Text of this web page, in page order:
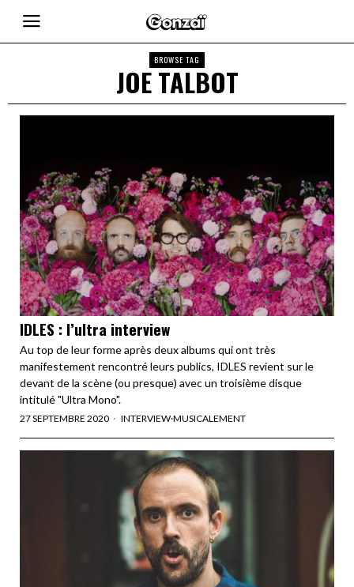
BROWSE TAG
JOE TALBOT
IDLES : l’ultra interview
Au top de leur forme après deux albums qui ont très
manifestement rencontré leurs publics, IDLES revient sur le
devant de la scène (ou presque) avec un troisième disque
intitulé "Ultra Mono".
27 SEPTEMBRE 2020 INTERVIEW·MUSICALEMENT